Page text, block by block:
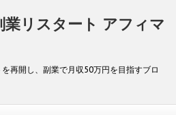
業リスタート アフィマ
再開し、副業で月収50万円を目指すブロ